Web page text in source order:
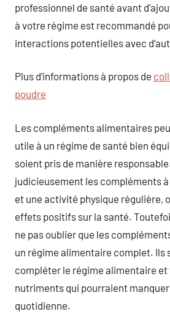
professionnel de santé avant
à votre régime est recommandé
interactions potentielles avec
Plus d’informations à propos de
poudre
Les compléments alimentaires
utile à un régime de santé bien
soient pris de manière
judicieusement les compléments
et une activité physique régulière,
effets positifs sur la santé.
ne pas oublier que les
un régime alimentaire complet. Ils
compléter le régime alimentaire et
nutriments qui pourraient
quotidienne.